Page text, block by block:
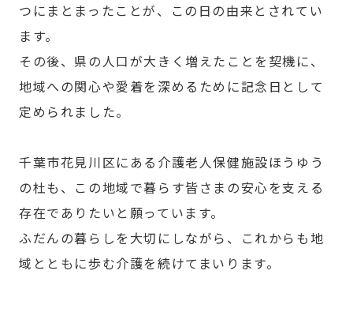
つにまとまったことが、この日の由来とされてい
ます。
その後、県の人口が大きく増えたことを契機に、
地域への関心や愛着を深めるために記念日として
定められました。
千葉市花見川区にある介護老人保健施設ほうゆう
の杜も、この地域で暮らす皆さまの安心を支える
存在でありたいと願っています。
ふだんの暮らしを大切にしながら、これからも地
域とともに歩む介護を続けてまいります。